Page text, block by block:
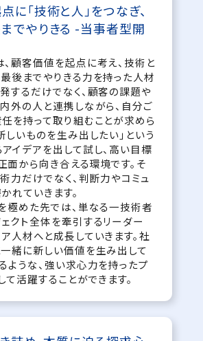
に「技術と人」をつなぎ、
でやりきる -当事者型開
顧客価値を起点に考え、技術と
後までやりきる力を持った人材
するだけでなく、顧客の課題や
外の人と連携しながら、自分ご
を持って取り組むことが求めら
しいものを生み出したい」という
イデアを出して試し、高い目標
から向き合える環境です。そ
力だけでなく、判断力やコミュ
れていきます。
極めた先では、単なる一技術者
クト全体を牽引するリーダー
人材へと成長していきます。社
緒に新しい価値を生み出して
ような、強い求心力を持ったプ
て活躍することができます。